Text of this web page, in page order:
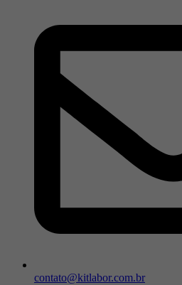
contato@kitlabor.com.br